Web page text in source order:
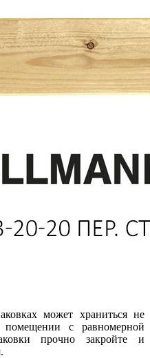
может храниться не
с равномерной
прочно закройте и